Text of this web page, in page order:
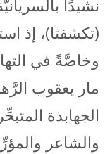
(تكشفتا)، إذ
وخاصَّةً في
مار يعقوب
الجهابذة
والشاعر